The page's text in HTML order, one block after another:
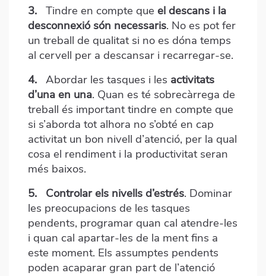
3. Tindre en compte que el descans i la
desconnexió són necessaris. No es pot fer
un treball de qualitat si no es dóna temps
al cervell per a descansar i recarregar-se.
4. Abordar les tasques i les activitats
d’una en una. Quan es té sobrecàrrega de
treball és important tindre en compte que
si s’aborda tot alhora no s’obté en cap
activitat un bon nivell d’atenció, per la qual
cosa el rendiment i la productivitat seran
més baixos.
5.
Controlar els nivells d’estrés. Dominar
les preocupacions de les tasques
pendents, programar quan cal atendre-les
i quan cal apartar-les de la ment fins a
este moment. Els assumptes pendents
poden acaparar gran part de l’atenció